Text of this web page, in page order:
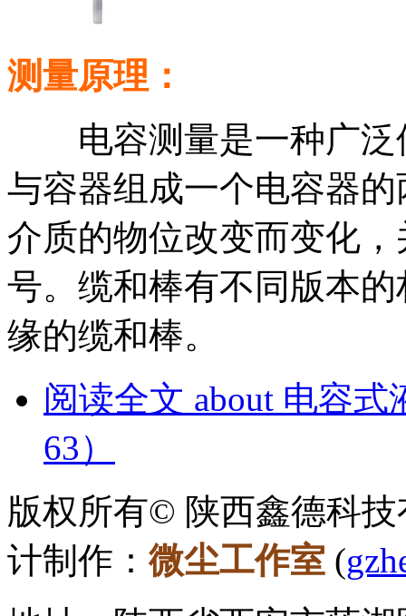
测量原理：
电容测量是一种广泛
与容器组成一个电容器
介质的物位改变而变化
号。缆和棒有不同版本
缘的缆和棒。
阅读全文 about 电容
63）
版权所有© 陕西鑫德科
计制作：微尘工作室 (